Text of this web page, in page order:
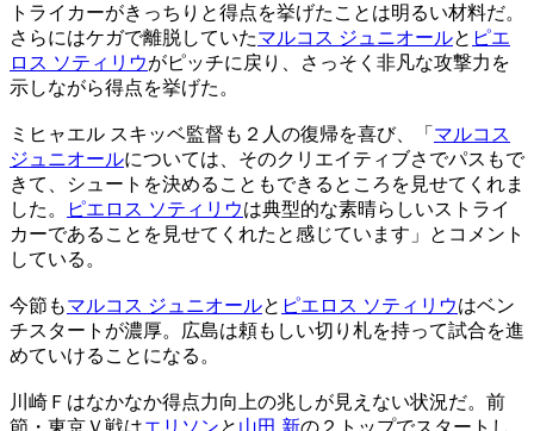
トライカーがきっちりと得点を挙げたことは明るい材料だ。
さらにはケガで離脱していたマルコス ジュニオールと ピエ
ロス ソティリウがピッチに戻り、さっそく非凡な攻撃力を
示しながら得点を挙げた。
ミヒャエル スキッベ監督も２人の復帰を喜び、「 マルコス
ジュニオールについては、そのクリエイティブさでパスもで
きて、シュートを決めることもできるところを見せてくれま
した。
ピエロス ソティリウは典型的な素晴らしいストライ
カーであることを見せてくれたと感じています」とコメント
している。
今節もマルコス ジュニオールと ピエロス ソティリウはベン
チスタートが濃厚。広島は頼もしい切り札を持って試合を進
めていけることになる。
川崎Ｆはなかなか得点力向上の兆しが見えない状況だ。前
節・東京Ｖ戦はエリソンと 山田 新の２トップでスタートし